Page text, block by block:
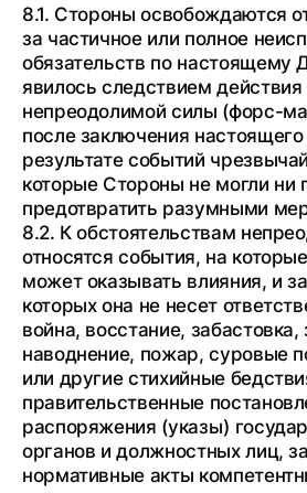
8.1. Стороны освобождаются
за частичное или полное
обязательств по настоящему
явилось следствием действия
непреодолимой силы (форс-
после заключения
результате событий
которые Стороны не могли ни
предотвратить разумными
8.2. К обстоятельствам
относятся события, на
может оказывать влияния, и
которых она не несет
война, восстание,
наводнение, пожар, суровые
или другие стихийные
правительственные
распоряжения (указы)
органов и должностных лиц,
нормативные акты